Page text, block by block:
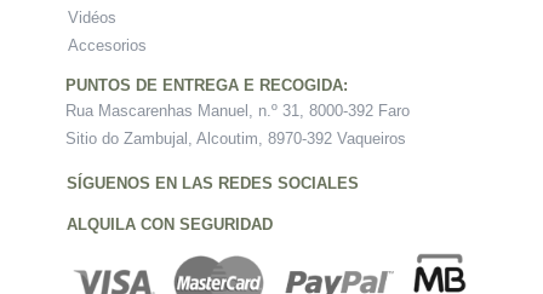
Vidéos
Accesorios
PUNTOS DE ENTREGA E RECOGIDA:
Rua Mascarenhas Manuel, n.º 31, 8000-392 Faro
Sitio do Zambujal, Alcoutim, 8970-392 Vaqueiros
SÍGUENOS EN LAS REDES SOCIALES
ALQUILA CON SEGURIDAD